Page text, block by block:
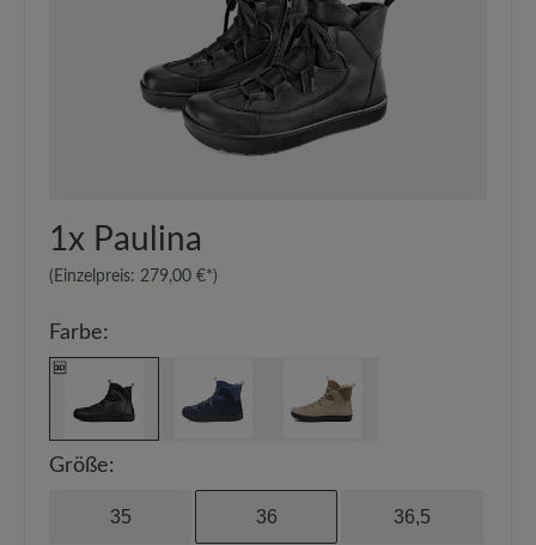
Atmungsaktiv
Leder geschmeidig zu halten und seine Struktur
Schützen Sie beide Materialien mit dem
Imprägnierspray Carbon Pro (400 ml)
Sie einen Abstand von 20-30 cm und sprühen
1x Paulina
(Einzelpreis: 279,00 €*)
Farbe:
Größe:
35 36 36,5